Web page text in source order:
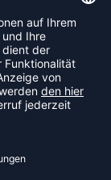
KEINE